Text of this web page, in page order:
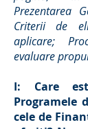
Prezentarea
Criterii de
aplicare;
evaluare
I: Care
Programele
cele de